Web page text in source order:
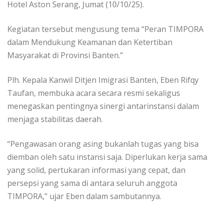
Hotel Aston Serang, Jumat (10/10/25).
Kegiatan tersebut mengusung tema “Peran TIMPORA
dalam Mendukung Keamanan dan Ketertiban
Masyarakat di Provinsi Banten.”
Plh. Kepala Kanwil Ditjen Imigrasi Banten, Eben Rifqy
Taufan, membuka acara secara resmi sekaligus
menegaskan pentingnya sinergi antarinstansi dalam
menjaga stabilitas daerah.
“Pengawasan orang asing bukanlah tugas yang bisa
diemban oleh satu instansi saja. Diperlukan kerja sama
yang solid, pertukaran informasi yang cepat, dan
persepsi yang sama di antara seluruh anggota
TIMPORA,” ujar Eben dalam sambutannya.